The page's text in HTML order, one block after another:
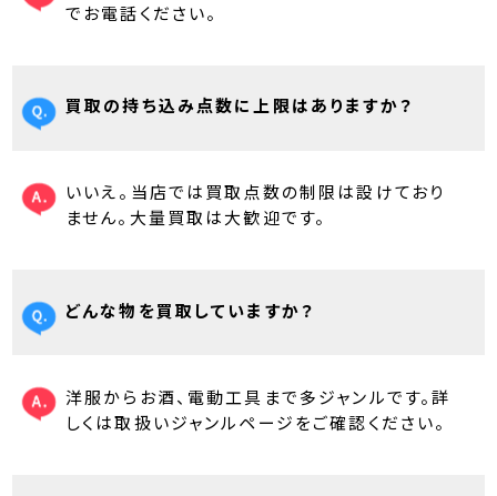
でお電話ください。
買取の持ち込み点数に上限はありますか？
いいえ。当店では買取点数の制限は設けており
ません。大量買取は大歓迎です。
どんな物を買取していますか？
洋服からお酒、電動工具まで多ジャンルです。詳
しくは取扱いジャンルページをご確認ください。